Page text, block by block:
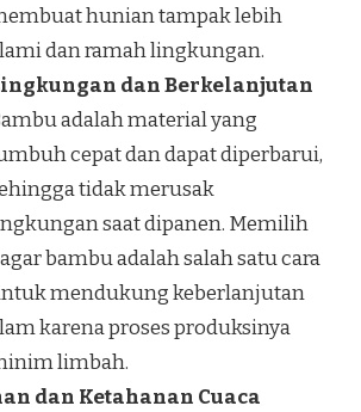
hunian tampak lebih
dan ramah lingkungan.
dan Berkelanjutan
adalah material yang
cepat dan dapat diperbarui,
tidak merusak
saat dipanen. Memilih
bambu adalah salah satu cara
mendukung keberlanjutan
karena proses produksinya
limbah.
dan Ketahanan Cuaca